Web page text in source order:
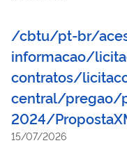
/cbtu/pt-br/
informacao/
contratos/
central/pregao/
2024/
15/07/2026